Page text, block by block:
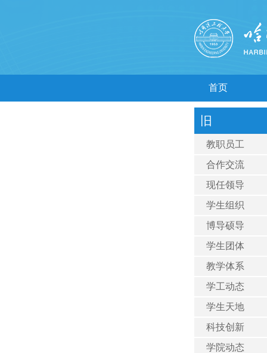
首页
旧
教职员工
合作交流
现任领导
学生组织
博导硕导
学生团体
教学体系
学工动态
学生天地
科技创新
学院动态